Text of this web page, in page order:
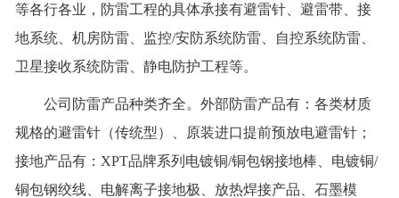
等各行各业，防雷工程的具体承接有避雷针、避雷带、接
地系统、机房防雷、监控/安防系统防雷、自控系统防雷、
卫星接收系统防雷、静电防护工程等。
公司防雷产品种类齐全。外部防雷产品有：各类材质
规格的避雷针（传统型）、原装进口提前预放电避雷针；
接地产品有：XPT品牌系列电镀铜/铜包钢接地棒、电镀铜/
铜包钢绞线、电解离子接地极、放热焊接产品、石墨模